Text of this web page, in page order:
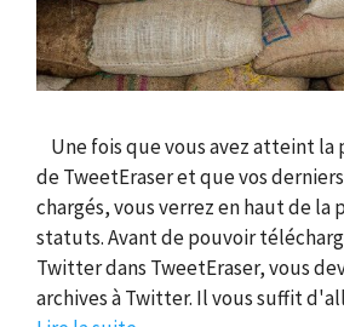
Une fois que vous avez atteint la
de TweetEraser et que vos
chargés, vous verrez en haut de la
statuts. Avant de pouvoir
Twitter dans TweetEraser, vous
archives à Twitter. Il vous suffit